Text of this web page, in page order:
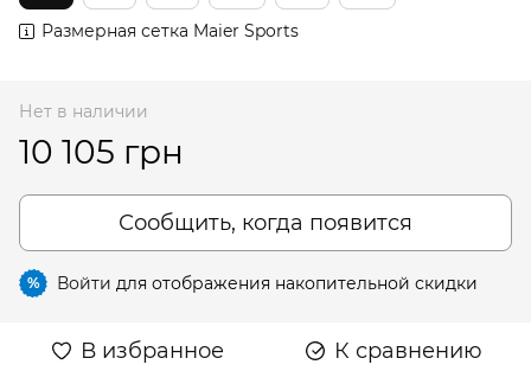
Размерная сетка Maier Sports
Нет в наличии
10 105 грн
Сообщить, когда появится
% Войти для отображения накопительной скидки
В избранное К сравнению